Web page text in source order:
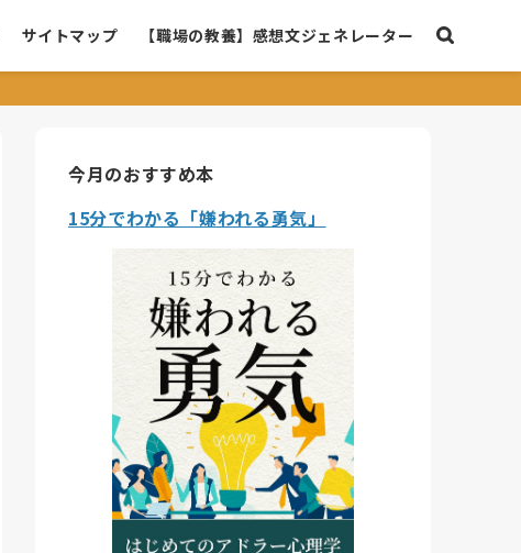
サイトマップ 【職場の教養】感想文ジェネレーター
今月のおすすめ本
15分でわかる「嫌われる勇気」